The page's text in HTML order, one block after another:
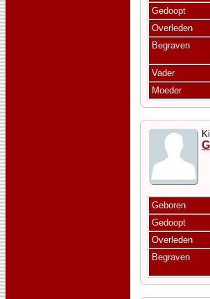
Gedoopt
Overleden
Begraven
Vader
Moeder
Geboren
Gedoopt
Overleden
Begraven